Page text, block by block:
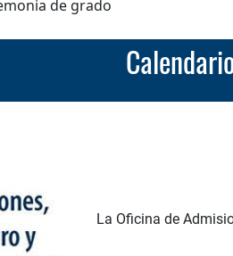
de grado
La Oficina de